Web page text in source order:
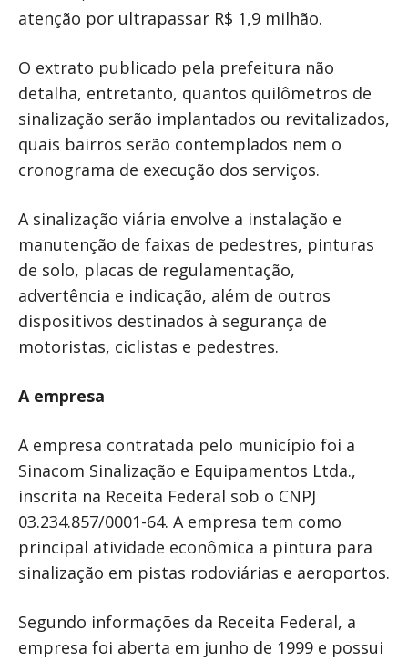
atenção por ultrapassar R$ 1,9 milhão.
O extrato publicado pela prefeitura não
detalha, entretanto, quantos quilômetros de
sinalização serão implantados ou revitalizados,
quais bairros serão contemplados nem o
cronograma de execução dos serviços.
A sinalização viária envolve a instalação e
manutenção de faixas de pedestres, pinturas
de solo, placas de regulamentação,
advertência e indicação, além de outros
dispositivos destinados à segurança de
motoristas, ciclistas e pedestres.
A empresa
A empresa contratada pelo município foi a
Sinacom Sinalização e Equipamentos Ltda.,
inscrita na Receita Federal sob o CNPJ
03.234.857/0001-64. A empresa tem como
principal atividade econômica a pintura para
sinalização em pistas rodoviárias e aeroportos.
Segundo informações da Receita Federal, a
empresa foi aberta em junho de 1999 e possui